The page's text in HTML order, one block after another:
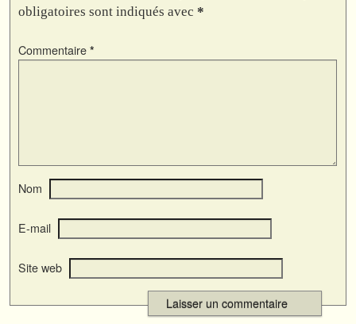
obligatoires sont indiqués avec *
Commentaire *
Nom
E-mail
Site web